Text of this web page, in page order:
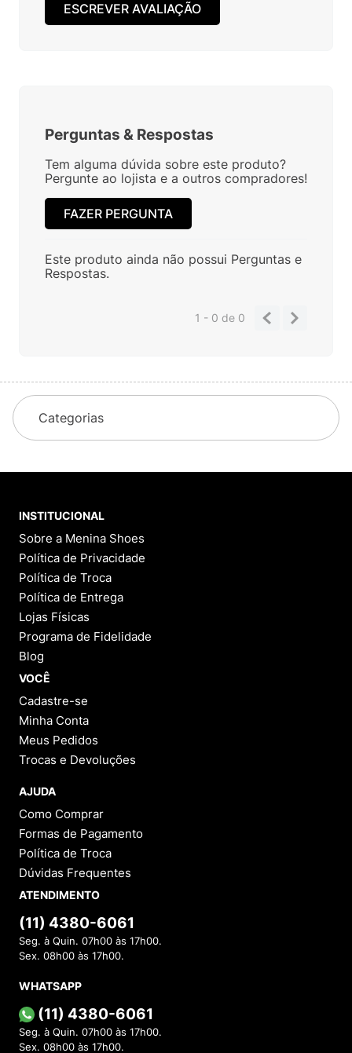
ESCREVER AVALIAÇÃO
Perguntas & Respostas
Tem alguma dúvida sobre este produto?
Pergunte ao lojista e a outros compradores!
FAZER PERGUNTA
Este produto ainda não possui Perguntas e
Respostas.
1 - 0de 0
Categorias
INSTITUCIONAL
Sobre a Menina Shoes
Política de Privacidade
Política de Troca
Política de Entrega
Lojas Físicas
Programa de Fidelidade
Blog
VOCÊ
Cadastre-se
Minha Conta
Meus Pedidos
Trocas e Devoluções
AJUDA
Como Comprar
Formas de Pagamento
Política de Troca
Dúvidas Frequentes
ATENDIMENTO
(11) 4380-6061
Seg. à Quin. 07h00 às 17h00.
Sex. 08h00 às 17h00.
WHATSAPP
(11) 4380-6061
Seg. à Quin. 07h00 às 17h00.
Sex. 08h00 às 17h00.